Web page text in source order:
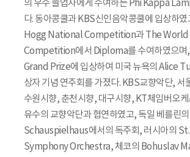
의 우수 졸업자에게 수여하는 Phi Kappa
다. 동아콩쿨과 KBS신인음악콩쿨에 입상하
Hogg National Competition과 The World
Competition에서 Diploma를 수여하였으며,
Grand Prize에 입상하여 미국 뉴욕의 Alice
상자 기념 연주회를 가졌다. KBS교향악단, 서
수원시향, 춘천시향, 대구시향, KT체임버오케
유수의 교향악단과 협연하였고, 독일 베를린의
Schauspielhaus에서의 독주회, 러시아의
Symphony Orchestra, 체코의 Bohuslav